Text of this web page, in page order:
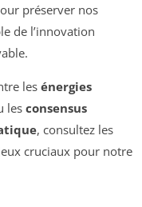
préserver nos
de l’innovation
les énergies
lesconsensus
, consultez les
cruciaux pour notre